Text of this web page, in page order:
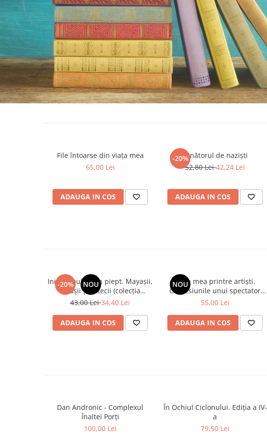
Eseistica
Filosofie
Gastronomie
Hobby
Istorie/Critica
Jurnale/Memorii
File întoarse din viața mea
65,00 Lei
ADAUGA IN COS
-20%Vânătorul de naziști
52,80 Lei42,24 Lei
ADAUGA IN COS
-20% NOU
Inimi smulse din piept. Mayașii,
incașii și aztecii (colecția
"Marile Imperii ale lumii" 11)
43,00 Lei34,40 Lei
ADAUGA IN COS
NOU
Viața mea printre artiști.
Confesiunile unui spectator
fidel
55,00 Lei
ADAUGA IN COS
Dan Andronic - Complexul
Înaltei Porți
100,00 Lei
În Ochiul Ciclonului. Ediția a IV-
a
79,50 Lei